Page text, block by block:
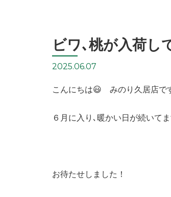
ビワ､桃が入荷し
2025.06.07
こんにちは😃 みのり久居店で
６月に入り､暖かい日が続いてま
お待たせしました！